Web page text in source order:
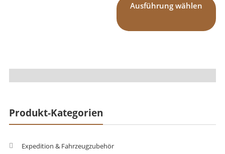
Ausführung wählen
Produkt-Kategorien
Expedition & Fahrzeugzubehör